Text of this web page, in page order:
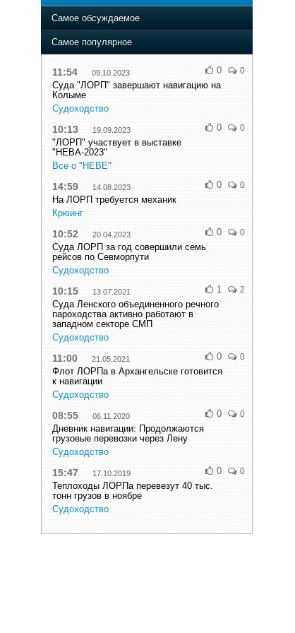
Самое обсуждаемое
Самое популярное
11:54 09.10.2023
Суда "ЛОРП" завершают навигацию на
Колыме
Судоходство
0 0
10:13 19.09.2023
"ЛОРП" участвует в выставке
"НЕВА-2023"
Все о "НЕВЕ"
0 0
14:59 14.08.2023
На ЛОРП требуется механик
Крюинг
0 0
10:52 20.04.2023
Суда ЛОРП за год совершили семь
рейсов по Севморпути
Судоходство
0 0
10:15 13.07.2021
Суда Ленского объединенного речного
пароходства активно работают в
западном секторе СМП
Судоходство
1 2
11:00 21.05.2021
Флот ЛОРПа в Архангельске готовится
к навигации
Судоходство
0 0
08:55 06.11.2020
Дневник навигации: Продолжаются
грузовые перевозки через Лену
Судоходство
0 0
15:47 17.10.2019
Теплоходы ЛОРПа перевезут 40 тыс.
тонн грузов в ноябре
Судоходство
0 0